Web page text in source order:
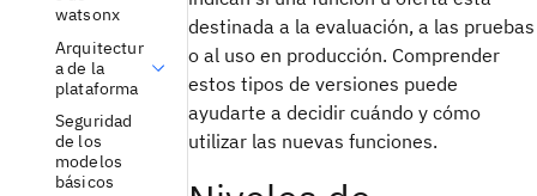
watsonx
Arquitectur
a de la
plataforma
Seguridad
de los
modelos
básicos
destinada a la evaluación, a las pruebas
o al uso en producción. Comprender
estos tipos de versiones puede
ayudarte a decidir cuándo y cómo
utilizar las nuevas funciones.